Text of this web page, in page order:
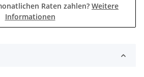
Raten zahlen? Weitere
Informationen